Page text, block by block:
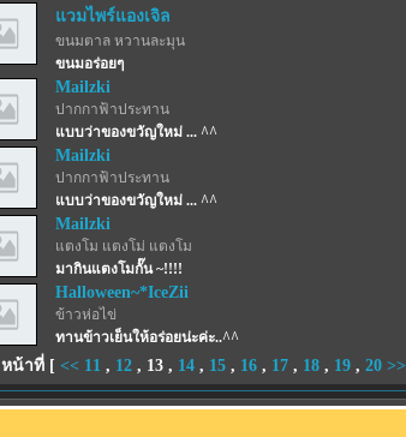
แวมไพร์แองเจิล
ขนมตาล หวานละมุน
ขนมอร่อยๆ
Mailzki
ปากกาฟ้าประทาน
แบบว่าของขวัญใหม่ ... ^^
Mailzki
ปากกาฟ้าประทาน
แบบว่าของขวัญใหม่ ... ^^
Mailzki
แตงโม แตงโม่ แตงโม
มากินแตงโมกั๊น ~!!!!
Halloween~*IceZii
ข้าวห่อไข่
ทานข้าวเย็นให้อร่อยน่ะค่ะ..^^
หน้าที่ [ << 11 , 12, 13, 14, 15, 16, 17, 18, 19, 20 >>